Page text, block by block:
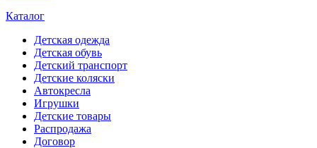
Каталог
Детская одежда
Детская обувь
Детский транспорт
Детские коляски
Автокресла
Игрушки
Детские товары
Распродажа
Договор